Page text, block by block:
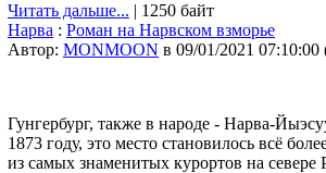
Читать дальше... | 1250 байт
Нарва : Роман на Нарвском взморье
Автор: MONMOON в 09/01/2021 07:10:00
Гунгербург, также в народе - Нарва-
1873 году, это место становилось всё
из самых знаменитых курортов на